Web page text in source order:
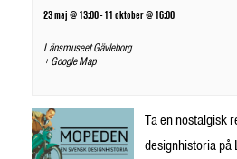
23 maj @ 13:00-11 oktober @ 16:00
Länsmuseet Gävleborg
+ Google Map
Ta en nostalgisk
designhistoria på